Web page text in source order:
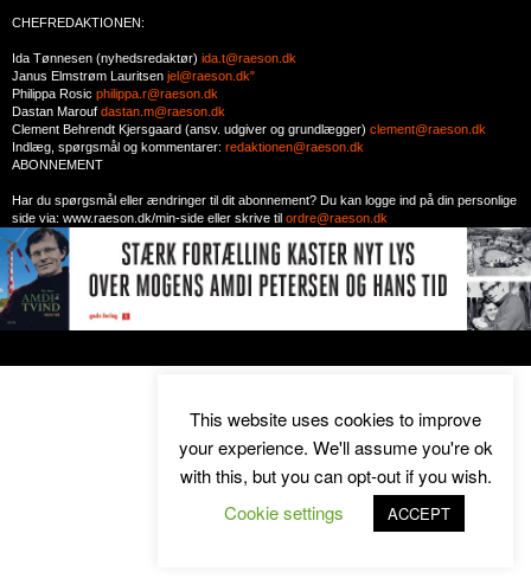
CHEFREDAKTIONEN:
Ida Tønnesen (nyhedsredaktør) ida.t@raeson.dk
Janus Elmstrøm Lauritsen jel@raeson.dk"
Philippa Rosic philippa.r@raeson.dk
Dastan Marouf dastan.m@raeson.dk
Clement Behrendt Kjersgaard (ansv. udgiver og grundlægger) clement@raeson.dk
Indlæg, spørgsmål og kommentarer: redaktionen@raeson.dk
ABONNEMENT
Har du spørgsmål eller ændringer til dit abonnement? Du kan logge ind på din personlige
side via: www.raeson.dk/min-side eller skrive til ordre@raeson.dk
This website uses cookies to improve
your experience. We'll assume you're ok
with this, but you can opt-out if you wish.
Cookie settings
ACCEPT